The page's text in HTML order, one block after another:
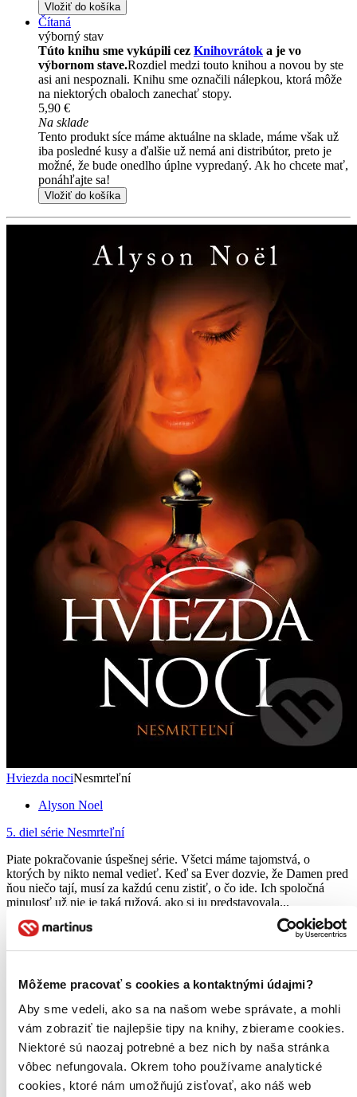
Môžeme pracovať s cookies a kontaktnými údajmi?
Aby sme vedeli, ako sa na našom webe správate, a mohli
vám zobraziť tie najlepšie tipy na knihy, zbierame cookies.
Niektoré sú naozaj potrebné a bez nich by naša stránka
vôbec nefungovala. Okrem toho používame analytické
cookies, ktoré nám umožňujú zisťovať, ako náš web
Vložiť do košíka
Čítaná
výborný stav
Túto knihu sme vykúpili cez Knihovrátok a je vo
výbornom stave.Rozdiel medzi touto knihou a novou by ste
asi ani nespoznali. Knihu sme označili nálepkou, ktorá môže
na niektorých obaloch zanechať stopy.
5,90 €
Na sklade
Tento produkt síce máme aktuálne na sklade, máme však už
iba posledné kusy a ďalšie už nemá ani distribútor, preto je
možné, že bude onedlho úplne vypredaný. Ak ho chcete mať,
ponáhľajte sa!
Vložiť do košíka
Hviezda nociNesmrteľní
Alyson Noel
5. diel série Nesmrteľní
Piate pokračovanie úspešnej série. Všetci máme tajomstvá, o
ktorých by nikto nemal vedieť. Keď sa Ever dozvie, že Damen pred
ňou niečo tají, musí za každú cenu zistiť, o čo ide. Ich spoločná
minulosť už nie je taká ružová, ako si ju predstavovala...
Čítaná
asi ani nespoznali. Knihu sme označili nálepkou, ktorá môže
8,60 €
Na sklade
Tento produkt síce máme aktuálne na sklade, máme však už
iba posledné kusy a ďalšie už nemá ani distribútor, preto je
možné, že bude onedlho úplne vypredaný. Ak ho chcete mať,
ponáhľajte sa!